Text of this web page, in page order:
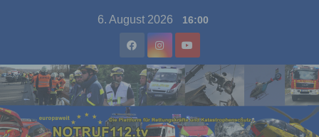
6. August 2026 16:00